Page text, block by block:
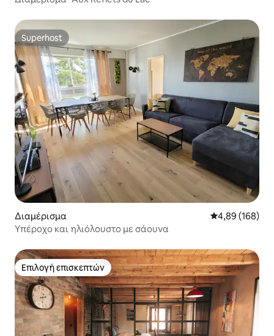
Superhost
Superhost
Διαμέρισμα Μέση
4,89 (168)
Υπέροχο και ηλιόλουστο με σάουνα
Επιλογή επισκεπτών
Επιλογή επισκεπτών